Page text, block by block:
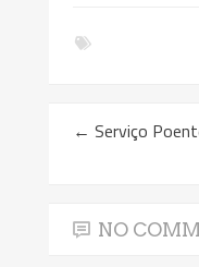
← Serviço
NO